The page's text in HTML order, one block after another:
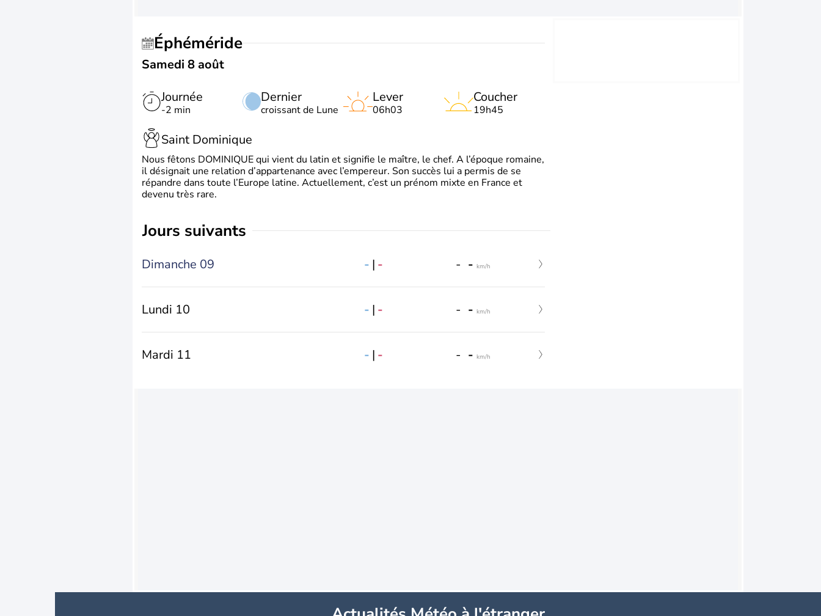
Éphéméride
Samedi 8 août
Journée
-2 min
Dernier
croissant de Lune
Lever
06h03
Coucher
19h45
Saint Dominique
Nous fêtons DOMINIQUE qui vient du latin et signifie le maître, le chef. A l’époque romaine,
il désignait une relation d’appartenance avec l’empereur. Son succès lui a permis de se
répandre dans toute l’Europe latine. Actuellement, c’est un prénom mixte en France et
devenu très rare.
jours suivants
Dimanche 09 - | - - - km/h
Lundi 10 - | - - - km/h
Mardi 11 - | - - - km/h